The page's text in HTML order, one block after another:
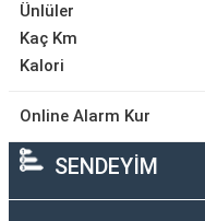
Ünlüler
Kaç Km
Kalori
Online Alarm Kur
SENDEYİM